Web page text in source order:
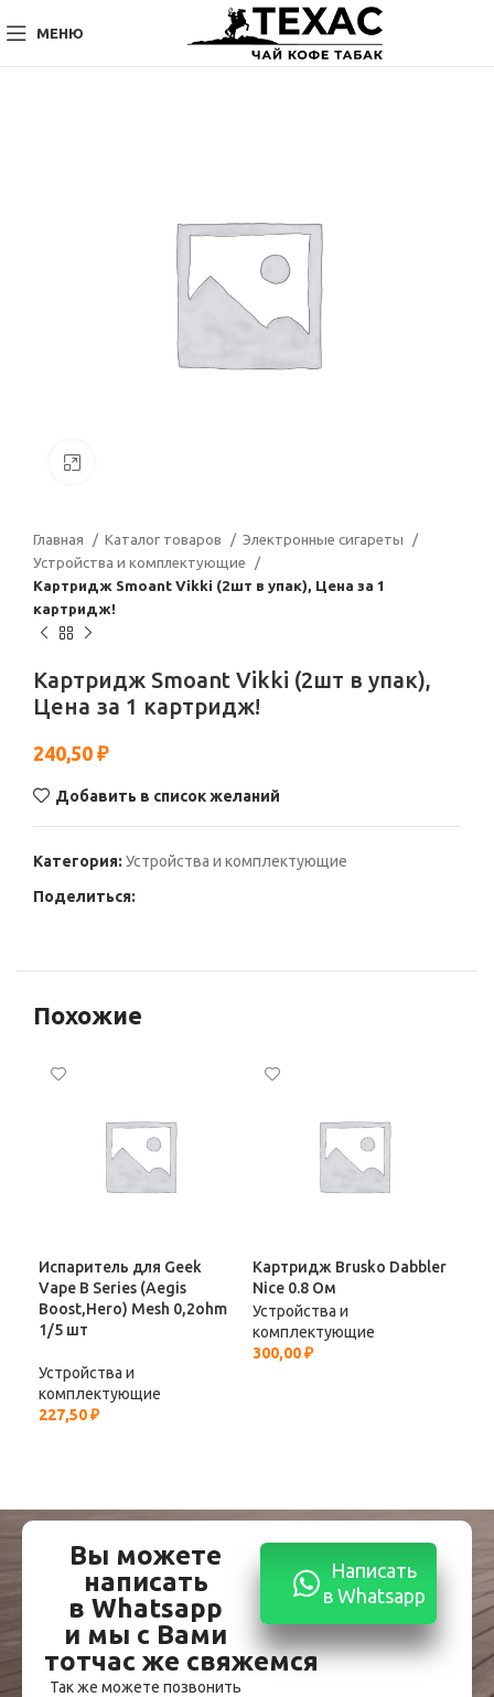
МЕНЮ
Главная Каталог товаров
Электронные сигареты
Устройства и комплектующие
Картридж Smoant Vikki (2шт в упак), Цена за 1
картридж!
Картридж Smoant Vikki (2шт в упак),
Цена за 1 картридж!
240,50 ₽
Добавить в список желаний
Категория: Устройства и комплектующие
Поделиться:
Похожие
Испаритель для Geek
Vape B Series (Aegis
Boost,Hero) Mesh 0,2ohm
1/5 шт
Устройства и
комплектующие
227,50₽
Картридж Brusko Dabbler
Nice 0.8 Ом
Устройства и
комплектующие
300,00₽
Вы можете
написать
в Whatsapp
и мы с Вами
тотчас же свяжемся
Так же можете позвонить
Написать
в Whatsapp